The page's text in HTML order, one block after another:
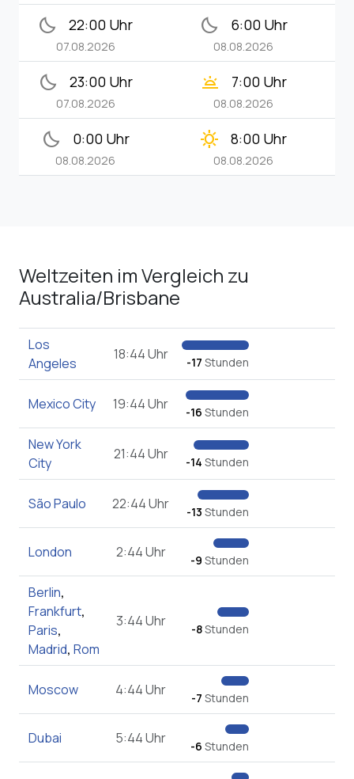
bedtime 22:00 Uhr
07.08.2026
bedtime 6:00 Uhr
08.08.2026
bedtime 23:00 Uhr
07.08.2026
wb_twilight 7:00 Uhr
08.08.2026
bedtime 0:00 Uhr
08.08.2026
clear_day 8:00 Uhr
08.08.2026
Weltzeiten im Vergleich zu
Australia/Brisbane
Los
Angeles
18:44 Uhr -17 Stunden
Mexico City 19:44 Uhr -16 Stunden
New York
City
21:44 Uhr -14 Stunden
São Paulo 22:44 Uhr -13 Stunden
London 2:44 Uhr -9 Stunden
Berlin,
Frankfurt,
Paris,
Madrid, Rom
3:44 Uhr -8Stunden
Moscow 4:44 Uhr -7 Stunden
Dubai 5:44 Uhr -6 Stunden